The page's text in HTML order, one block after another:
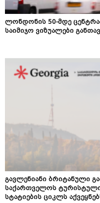
ლონდონის 50-მდე
საიმიჯო ვიზუალები
გავლენიანი ბრიტანული
საქართველოს
სტატიების ციკლს